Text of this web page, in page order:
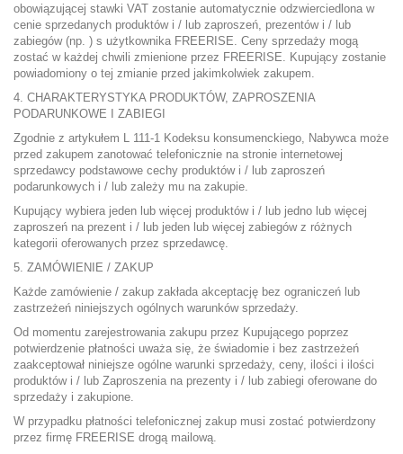
obowiązującej stawki VAT zostanie automatycznie odzwierciedlona w
cenie sprzedanych produktów i / lub zaproszeń, prezentów i / lub
zabiegów (np. ) s użytkownika FREERISE. Ceny sprzedaży mogą
zostać w każdej chwili zmienione przez FREERISE. Kupujący zostanie
powiadomiony o tej zmianie przed jakimkolwiek zakupem.
4. CHARAKTERYSTYKA PRODUKTÓW, ZAPROSZENIA
PODARUNKOWE I ZABIEGI
Zgodnie z artykułem L 111-1 Kodeksu konsumenckiego, Nabywca może
przed zakupem zanotować telefonicznie na stronie internetowej
sprzedawcy podstawowe cechy produktów i / lub zaproszeń
podarunkowych i / lub zależy mu na zakupie.
Kupujący wybiera jeden lub więcej produktów i / lub jedno lub więcej
zaproszeń na prezent i / lub jeden lub więcej zabiegów z różnych
kategorii oferowanych przez sprzedawcę.
5. ZAMÓWIENIE / ZAKUP
Każde zamówienie / zakup zakłada akceptację bez ograniczeń lub
zastrzeżeń niniejszych ogólnych warunków sprzedaży.
Od momentu zarejestrowania zakupu przez Kupującego poprzez
potwierdzenie płatności uważa się, że świadomie i bez zastrzeżeń
zaakceptował niniejsze ogólne warunki sprzedaży, ceny, ilości i ilości
produktów i / lub Zaproszenia na prezenty i / lub zabiegi oferowane do
sprzedaży i zakupione.
W przypadku płatności telefonicznej zakup musi zostać potwierdzony
przez firmę FREERISE drogą mailową.